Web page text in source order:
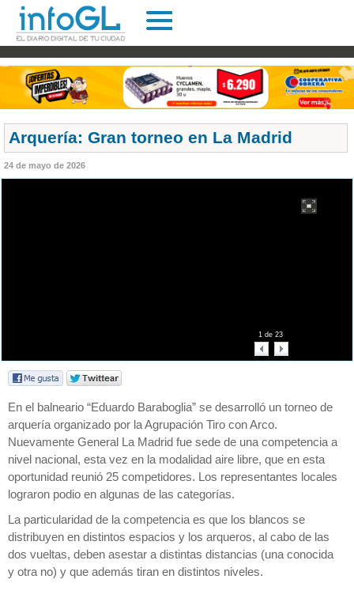
Arquería: Gran torneo en La Madrid
24 de mayo de 2026
1 de23
En el balneario “Eduardo Baraboglia” se desarrolló un torneo de
arquería organizado por la Agrupación Tiro con Arco.
Nuevamente General La Madrid fue sede de una competencia a
nivel nacional, esta vez en la modalidad aire libre, que en esta
oportunidad reunió 25 competidores. Los representantes locales
lograron podio en algunas de las categorías.
La particularidad de la competencia es que los blancos se
distribuyen en distintos espacios y los arqueros, al cabo de las
dos vueltas, deben asestar a distintas distancias (una conocida
y otra no) y que además tiran en distintos niveles.